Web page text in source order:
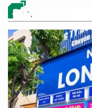
ĐỪNG BỎ LỠ